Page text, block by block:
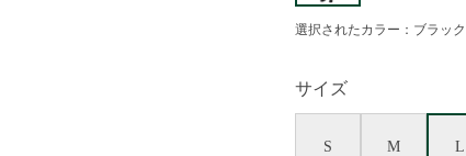
選択されたカラー：ブラック
サイズ
S M L